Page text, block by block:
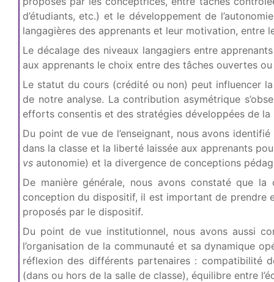
d’étudiants, etc.) et le développement de
langagières des apprenants et leur motivation, entre
Le décalage des niveaux langagiers entre
aux apprenants le choix entre des tâches ouvertes
Le statut du cours (crédité ou non) peut influencer
de notre analyse. La contribution asymétrique
efforts consentis et des stratégies développées de
Du point de vue de l’enseignant, nous avons
dans la classe et la liberté laissée aux apprenants
vs autonomie) et la divergence de conceptions
De manière générale, nous avons constaté que
conception du dispositif, il est important de prendre
proposés par le dispositif.
Du point de vue institutionnel, nous avons aussi
l’organisation de la communauté et sa dynamique
réflexion des différents partenaires : compatibilité
(dans ou hors de la salle de classe), équilibre entre